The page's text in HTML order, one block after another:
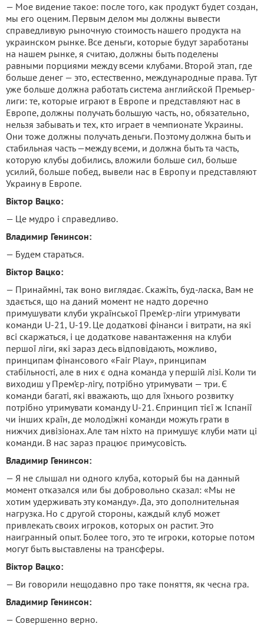
— Мое видение такое: после того, как продукт будет создан,
мы его оценим. Первым делом мы должны вывести
справедливую рыночную стоимость нашего продукта на
украинском рынке. Все деньги, которые будут заработаны
на нашем рынке, я считаю, должны быть поделены
равными порциями между всеми клубами. Второй этап, где
больше денег — это, естественно, международные права. Тут
уже больше должна работать система английской Премьер-
лиги: те, которые играют в Европе и представляют нас в
Европе, должны получать большую часть, но, обязательно,
нельзя забывать и тех, кто играет в чемпионате Украины.
Они тоже должны получать деньги. Поэтому должна быть и
стабильная часть —между всеми, и должна быть та часть,
которую клубы добились, вложили больше сил, больше
усилий, больше побед, вывели нас в Европу и представляют
Украину в Европе.
Віктор Вацко:
— Це мудро і справедливо.
Владимир Генинсон:
— Будем стараться.
Віктор Вацко:
— Принаймні, так воно виглядає. Скажіть, буд-ласка, Вам не
здається, що на даний момент не надто доречно
примушувати клуби української Прем’єр-ліги утримувати
команди U-21, U-19. Це додаткові фінанси і витрати, на які
всі скаржаться, і це додаткове навантаження на клуби
першої ліги, які зараз десь відповідають, можливо,
принципам фінансового «Fair Play», принципам
стабільності, але в них є одна команда у першій лізі. Коли ти
виходиш у Прем’єр-лігу, потрібно утримувати — три. Є
команди багаті, які вважають, що для їхнього розвитку
потрібно утримувати команду U-21. Єпринцип тієї ж Іспанії
чи інших країн, де молодіжні команди можуть грати в
нижчих дивізіонах. Але там ніхто на примушує клуби мати ці
команди. В нас зараз працює примусовість.
Владимир Генинсон:
— Я не слышал ни одного клуба, который бы на данный
момент отказался или бы добровольно сказал: «Мы не
хотим удерживать эту команду». Да, это дополнительная
нагрузка. Но с другой стороны, каждый клуб может
привлекать своих игроков, которых он растит. Это
наигранный опыт. Более того, это те игроки, которые потом
могут быть выставлены на трансферы.
Віктор Вацко:
— Ви говорили нещодавно про таке поняття, як чесна гра.
Владимир Генинсон:
— Совершенно верно.